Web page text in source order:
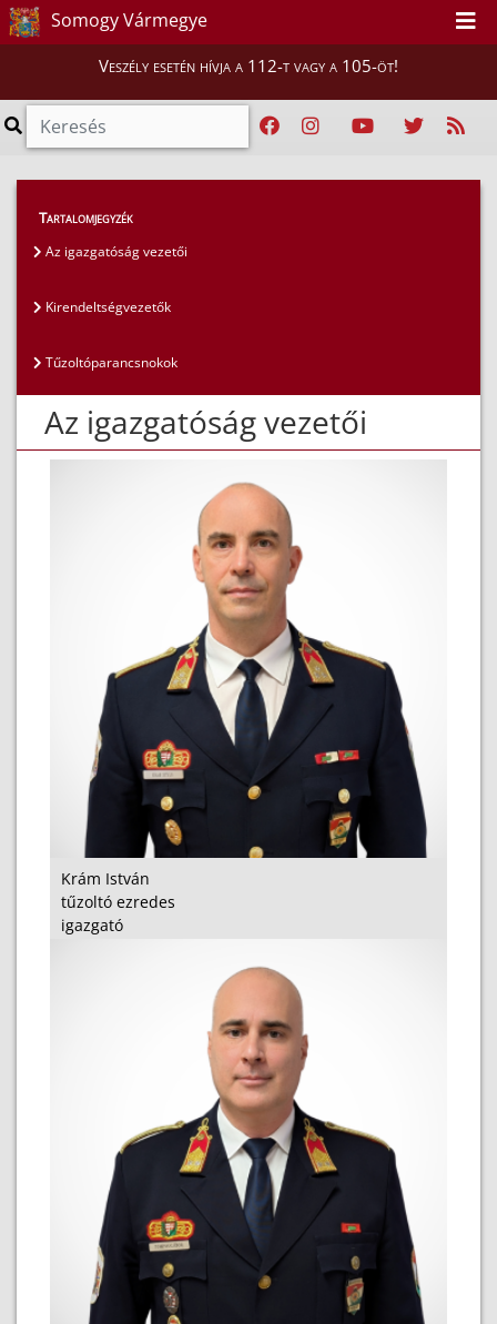
Somogy Vármegye
Veszély esetén hívja a 112-t vagy a 105-öt!
Magunkról
Az igazgatóság vezetői
Tartalomjegyzék
Az igazgatóság vezetői
Kirendeltségvezetők
Tűzoltóparancsnokok
Az igazgatóság vezetői
Krám István
tűzoltó ezredes
igazgató